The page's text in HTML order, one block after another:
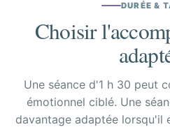
DURÉE &
Choisir
Une séance d'1 h 30 peut
émotionnel ciblé. Une
davantage adaptée lorsqu'il